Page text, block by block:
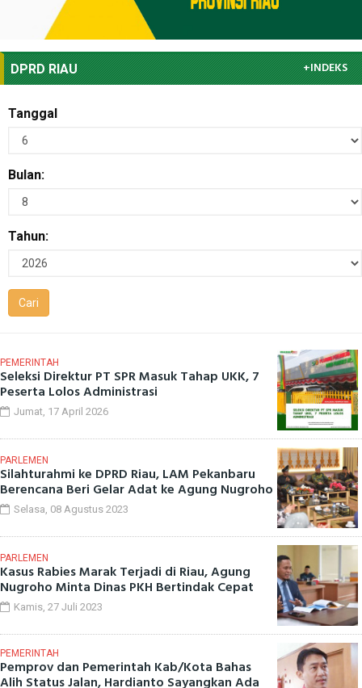
DPRD RIAU +INDEKS
Tanggal
Bulan:
Tahun:
PEMERINTAH
Seleksi Direktur PT SPR Masuk Tahap UKK, 7
Peserta Lolos Administrasi
Jumat, 17 April 2026
PARLEMEN
Silahturahmi ke DPRD Riau, LAM Pekanbaru
Berencana Beri Gelar Adat ke Agung Nugroho
Selasa, 08 Agustus 2023
PARLEMEN
Kasus Rabies Marak Terjadi di Riau, Agung
Nugroho Minta Dinas PKH Bertindak Cepat
Kamis, 27 Juli 2023
PEMERINTAH
Pemprov dan Pemerintah Kab/Kota Bahas
Alih Status Jalan, Hardianto Sayangkan Ada